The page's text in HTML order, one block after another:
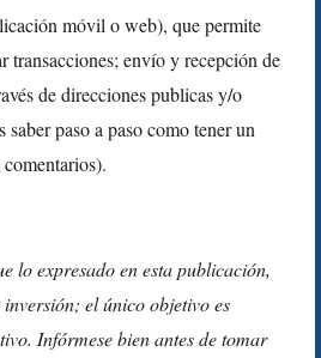
móvil o web), que permite
transacciones; envío y recepción de
de direcciones publicas y/o
saber paso a paso como tener un
lo expresado en esta publicación,
el único objetivo es
Infórmese bien antes de tomar